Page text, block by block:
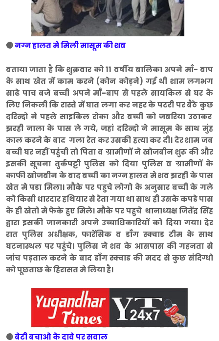
🔴नग्न हालत मे मिली मासूम की शव
बताया जाता है कि शुक्रवार को 11 वर्षीय बालिका अपने माँ- बाप
के साथ खेत में काम करने (कोन कोड़ने) गई थी शाम लगभग
साढे पाच बजे बच्ची अपने माँ-बाप से पहले सायकिल से घर के
लिए निकली कि रास्ते में घात लगा कर नहर के पटरी पर बैठे कुछ
दरिन्दो ने पहले साइकिल रोका और बच्ची को जबरिया उठाकर
झरही नाला के पास ले गये, जहां दरिन्दो ने मासूम के साथ मुंह
काल करने के बाद गला रेत कर उसकी हत्या कर दी। देर शाम जब
बच्ची घर नहीं पहुंची तो पिता व ग्रामीणों ने खोजबीन शुरू की और
इसकी सूचना तुर्कपट्टी पुलिस को दिया पुलिस व ग्रामीणों के
काफी खोजबीन के बाद बच्ची का नग्न हालत मे शव झरही के पास
खेत मे पडा मिला। मौके पर पहुचे लोगो के अनुसार बच्ची के गले
को किसी धारदार हथियार से रेता गया था साथ ही उसके कपडे पास
के ही खेतो मे फेके हुए मिले। मौके पर पहुचे थानाध्यक्ष जितेंद्र सिंह
द्वारा इसकी जानकारी अपने उच्चाधिकारियों को दिया गया। देर
रात पुलिस अधीक्षक, फारेंसिक व डाँग स्क्वाड टीम के साथ
घटनास्थल पर पहुंचे। पुलिस ने शव के आसपास की गहनता से
जांच पड़ताल करने के बाद डाँग स्क्वाड की मदद से कुछ संदिग्धो
को पूछताछ के हिरासत मे लिया है।
🔴बेटी बचाओ के दावे पर सवाल